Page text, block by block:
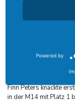
Auch in den
verbesserten ihre bis
Auch die jüngeren
Finn Peters knackte
in der M14 mit Platz 1
Powered by